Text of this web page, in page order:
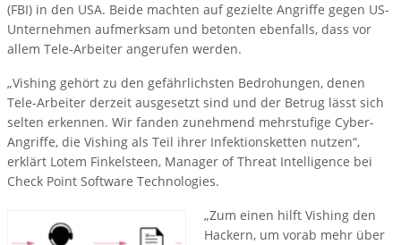
(FBI) in den USA. Beide machten auf gezielte Angriffe gegen US-
Unternehmen aufmerksam und betonten ebenfalls, dass vor
allem Tele-Arbeiter angerufen werden.
„Vishing gehört zu den gefährlichsten Bedrohungen, denen
Tele-Arbeiter derzeit ausgesetzt sind und der Betrug lässt sich
selten erkennen. Wir fanden zunehmend mehrstufige Cyber-
Angriffe, die Vishing als Teil ihrer Infektionsketten nutzen“,
erklärt Lotem Finkelsteen, Manager of Threat Intelligence bei
Check Point Software Technologies.
„Zum einen hilft Vishing den
Hackern, um vorab mehr über